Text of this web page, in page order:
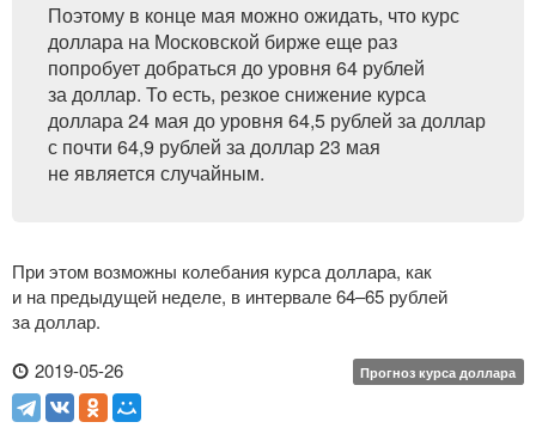
Поэтому в конце мая можно ожидать, что курс
доллара на Московской бирже еще раз
попробует добраться до уровня 64 рублей
за доллар. То есть, резкое снижение курса
доллара 24 мая до уровня 64,5 рублей за доллар
с почти 64,9 рублей за доллар 23 мая
не является случайным.
При этом возможны колебания курса доллара, как
и на предыдущей неделе, в интервале 64–65 рублей
за доллар.
2019-05-26
Прогноз курса доллара